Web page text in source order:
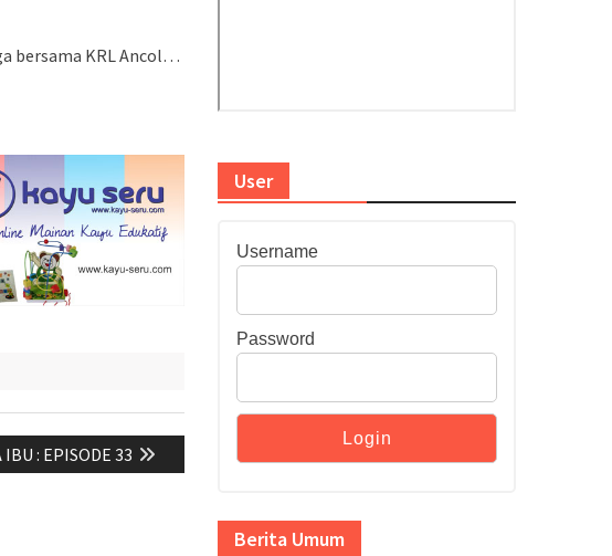
bersama KRL Ancol…
: EPISODE 33
User
Username
Password
Berita Umum